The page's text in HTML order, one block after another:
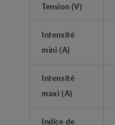
Tension (V)
Intensité
mini (A)
Intensité
maxi (A)
Indice de